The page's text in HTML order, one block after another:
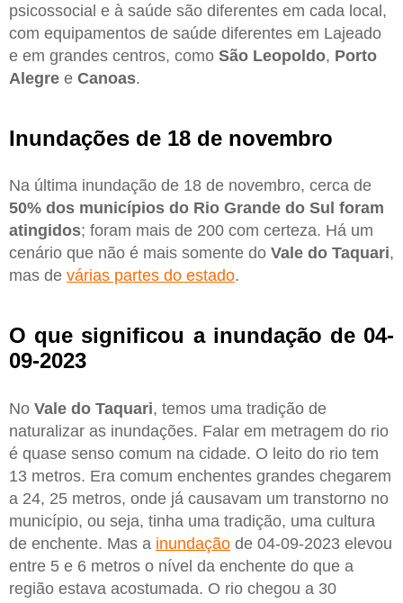
psicossocial e à saúde são diferentes em cada local,
com equipamentos de saúde diferentes em Lajeado
e em grandes centros, como São Leopoldo, Porto
Alegre e Canoas.
Inundações de 18 de novembro
Na última inundação de 18 de novembro, cerca de
50% dos municípios do Rio Grande do Sul foram
atingidos; foram mais de 200 com certeza. Há um
cenário que não é mais somente do Vale do Taquari,
mas de várias partes do estado.
O que significou a inundação de 04-
09-2023
No Vale do Taquari, temos uma tradição de
naturalizar as inundações. Falar em metragem do rio
é quase senso comum na cidade. O leito do rio tem
13 metros. Era comum enchentes grandes chegarem
a 24, 25 metros, onde já causavam um transtorno no
município, ou seja, tinha uma tradição, uma cultura
de enchente. Mas a inundação de 04-09-2023 elevou
entre 5 e 6 metros o nível da enchente do que a
região estava acostumada. O rio chegou a 30